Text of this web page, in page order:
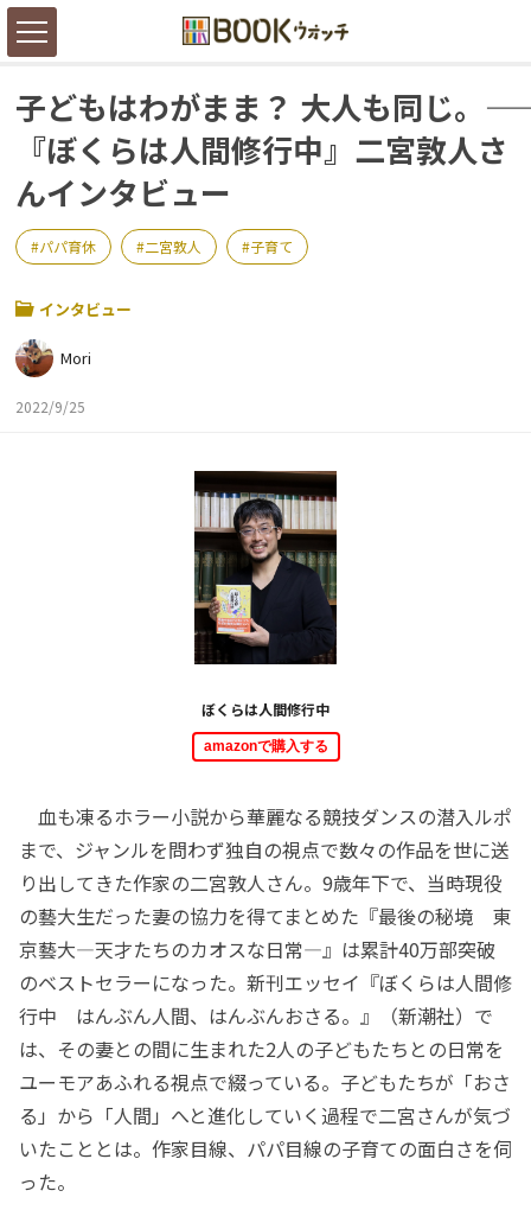
子どもはわがまま？ 大人も同じ。――
『ぼくらは人間修行中』二宮敦人さ
んインタビュー
パパ育休 二宮敦人 子育て
インタビュー
Mori
2022/9/25
ぼくらは人間修行中
amazonで購入する
血も凍るホラー小説から華麗なる競技ダンスの潜入ルポ
まで、ジャンルを問わず独自の視点で数々の作品を世に送
り出してきた作家の二宮敦人さん。9歳年下で、当時現役
の藝大生だった妻の協力を得てまとめた『最後の秘境 東
京藝大―天才たちのカオスな日常―』は累計40万部突破
のベストセラーになった。新刊エッセイ『ぼくらは人間修
行中 はんぶん人間、はんぶんおさる。』（新潮社）で
は、その妻との間に生まれた2人の子どもたちとの日常を
ユーモアあふれる視点で綴っている。子どもたちが「おさ
る」から「人間」へと進化していく過程で二宮さんが気づ
いたこととは。作家目線、パパ目線の子育ての面白さを伺
った。